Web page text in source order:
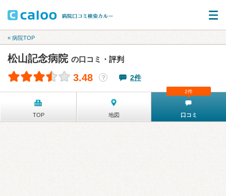
« 病院TOP
松山記念病院 の口コミ・評判
3.48 ？ 2件
TOP 地図 口コミ
2件